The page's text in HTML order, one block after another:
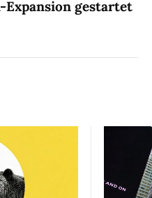
Expansion gestartet